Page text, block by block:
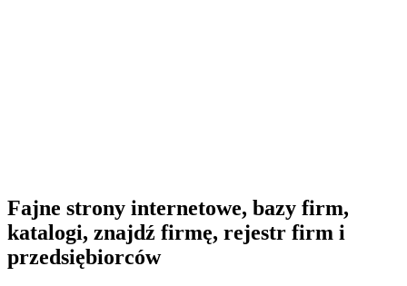
Fajne strony internetowe, bazy firm,
katalogi, znajdź firmę, rejestr firm i
przedsiębiorców